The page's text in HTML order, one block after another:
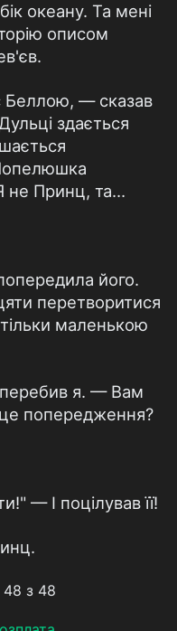
океану. Та мені
описом
Беллою, — сказав
здається
не Принц, та…
його.
перетворитися
маленькою
я. — Вам
це попередження?
— І поцілував її!
48 з 48